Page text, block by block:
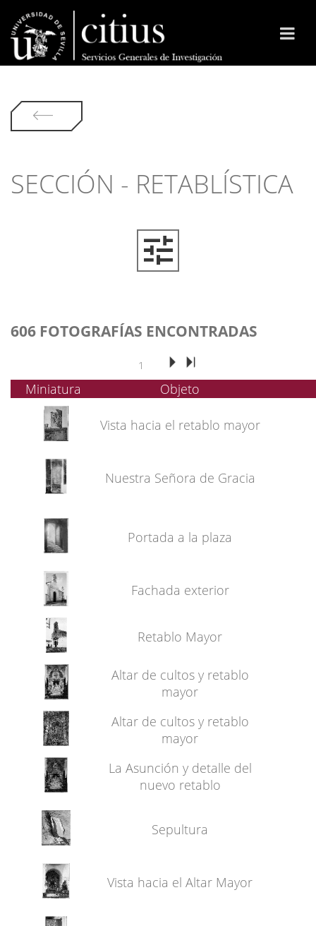
SECCIÓN - RETABLÍSTICA
606 FOTOGRAFÍAS ENCONTRADAS
1
Miniatura Objeto
Vista hacia el retablo mayor
Nuestra Señora de Gracia
Portada a la plaza
Fachada exterior
Retablo Mayor
Altar de cultos y retablo
mayor
Altar de cultos y retablo
mayor
La Asunción y detalle del
nuevo retablo
Sepultura
Vista hacia el Altar Mayor